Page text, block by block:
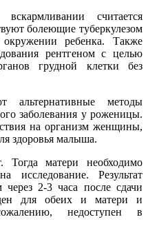
считается
болеющие туберкулезом
ребенка. Также
рентгеном с целью
грудной клетки без
альтернативные методы
заболевания у роженицы.
на организм женщины,
здоровья малыша.
Тогда матери необходимо
исследование. Результат
через 2-3 часа после сдачи
для обеих и матери и
недоступен в